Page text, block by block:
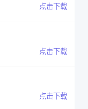
点击下载
点击下载
点击下载